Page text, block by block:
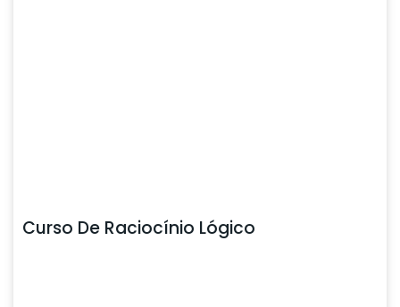
Curso De Raciocínio Lógico